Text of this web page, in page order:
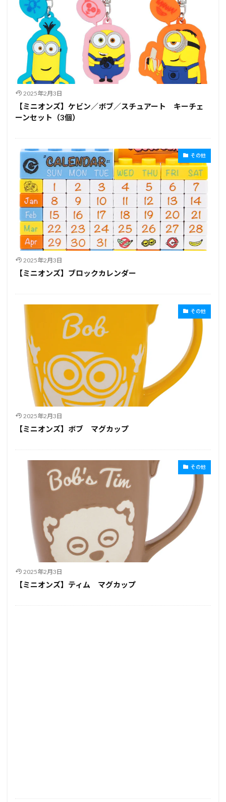
2025年2月3日
【ミニオンズ】ケビン／ボブ／スチュアート キーチェ
ーンセット（3個）
その他
2025年2月3日
【ミニオンズ】ブロックカレンダー
その他
2025年2月3日
【ミニオンズ】ボブ マグカップ
その他
2025年2月3日
【ミニオンズ】ティム マグカップ